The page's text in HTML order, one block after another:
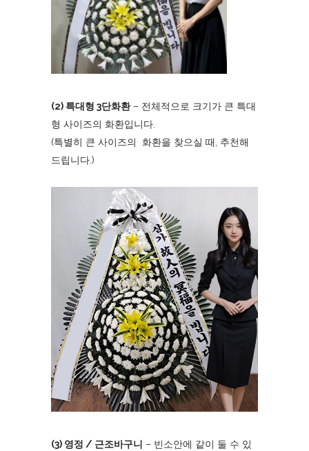
(2) 특대형 3단화환– 전체적으로 크기가 큰 특대
형 사이즈의 화환입니다.
(특별히 큰 사이즈의 화환을 찾으실 때, 추천해
드립니다.)
(3) 영정 / 근조바구니 – 빈소안에 같이 둘 수 있